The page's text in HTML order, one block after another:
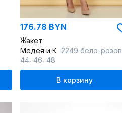
176.78 BYN
Жакет
Медея и К 2249 бело-розовый
44 46 48
В корзину